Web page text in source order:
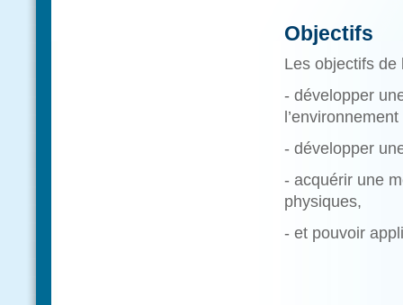
Objectifs
Les objectifs de
- développer
- développer
- acquérir une
physiques,
- et pouvoir